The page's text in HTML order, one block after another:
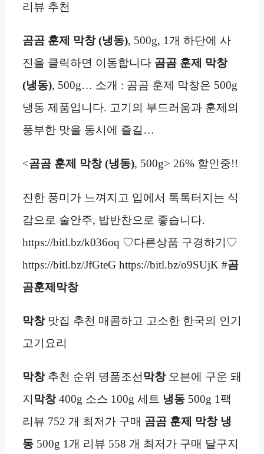
리뷰 추천
곰곰 훈제 막창 (냉동), 500g, 1개 하단에 사
진을 클릭하면 이동합니다 곰곰 훈제 막창
(냉동), 500g… 소개 : 곰곰 훈제 막창은 500g
냉동 제품입니다. 고기의 부드러움과 훈제의
풍부한 맛을 동시에 즐길…
<곰곰 훈제 막창 (냉동), 500g> 26% 할인중!!
진한 풍미가 느껴지고 입에서 톡톡터지는 식
감으로 술안주, 밥반찬으로 좋습니다.
https://bitl.bz/k036oq ♡다른상품 구경하기♡
https://bitl.bz/JfGteG https://bitl.bz/o9SUjK #곰
곰훈제막창
막창맛집 추천 매콤하고 고소한 한국의 인기
고기요리
막창추천 순위 명품조선 막창오븐에 구운 돼
지 막창400g 소스 100g 세트 냉동 500g 1팩
리뷰 752 개 최저가 구매 곰곰 훈제 막창 냉
동 500g 1개 리뷰 558 개 최저가 구매 달구지